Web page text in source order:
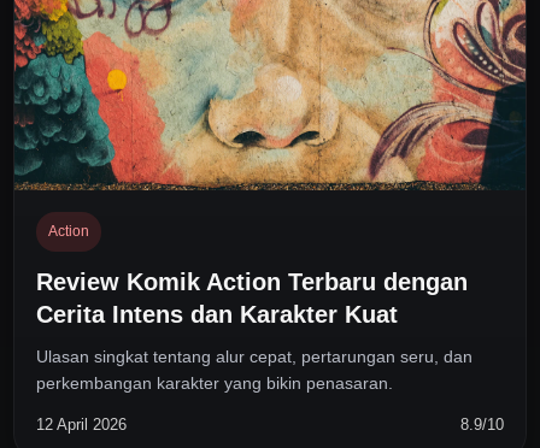
Action
Review Komik Action Terbaru dengan
Cerita Intens dan Karakter Kuat
Ulasan singkat tentang alur cepat, pertarungan seru, dan
perkembangan karakter yang bikin penasaran.
12 April 2026 8.9/10